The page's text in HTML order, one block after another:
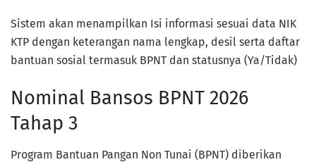
Sistem akan menampilkan Isi informasi sesuai data NIK
KTP dengan keterangan nama lengkap, desil serta daftar
bantuan sosial termasuk BPNT dan statusnya (Ya/Tidak)
Nominal Bansos BPNT 2026
Tahap 3
Program Bantuan Pangan Non Tunai (BPNT) diberikan